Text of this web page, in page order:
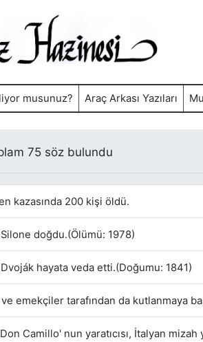
musunuz? Araç Arkası Yazıları
75 söz bulundu
kazasında 200 kişi öldü.
doğdu.(Ölümü: 1978)
hayata veda etti.(Doğumu: 1841)
emekçiler tarafından da kutlanmaya
Camillo' nun yaratıcısı, İtalyan mizah